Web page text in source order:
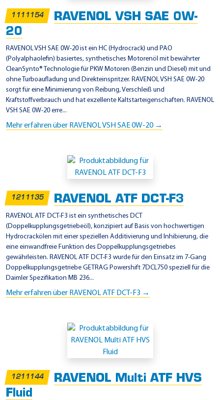
n
s
a
t
z
g
e
b
e
y
n
t
h
e
t
i
s
1111154
RAVENOL VSH SAE 0W-
20
RAVENOL VSH SAE 0W-20 ist ein HC (Hydrocrack) und PAO
(Polyalphaolefin) basiertes, synthetisches Motorenöl mit bewährter
CleanSynto® Technologie für PKW Motoren (Benzin und Diesel) mit und
ohne Turboaufladung und Direkteinspritzer. RAVENOL VSH SAE 0W-20
sorgt für eine Minimierung von Reibung, Verschleiß und
Kraftstoffverbrauch und hat exzellente Kaltstarteigenschaften. RAVENOL
VSH SAE 0W-20 erre...
Mehr erfahren über RAVENOL VSH SAE 0W-20 →
1211135 RAVENOL ATF DCT-F3
RAVENOL ATF DCT-F3 ist ein synthetisches DCT
(Doppelkupplungsgetriebeöl), konzipiert auf Basis von hochwertigen
Hydrocrackölen mit einer speziellen Additivierung und Inhibierung, die
eine einwandfreie Funktion des Doppelkupplungsgetriebes
gewährleisten. RAVENOL ATF DCT-F3 wurde für den Einsatz im 7-Gang
Doppelkupplungsgetriebe GETRAG Powershift 7DCL750 speziell für die
Daimler Spezifikation MB 236...
Mehr erfahren über RAVENOL ATF DCT-F3 →
1211144
RAVENOL Multi ATF HVS
Fluid